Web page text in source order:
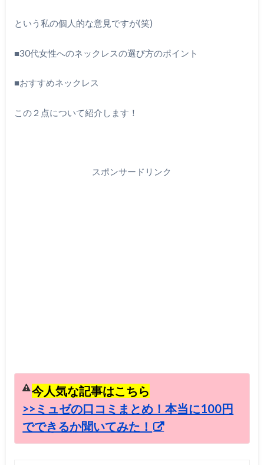
という私の個人的な意見ですが(笑)
■30代女性へのネックレスの選び方のポイント
■おすすめネックレス
この２点について紹介します！
スポンサードリンク
今人気な記事はこちら
>>ミュゼの口コミまとめ！本当に100円
でできるか聞いてみた！